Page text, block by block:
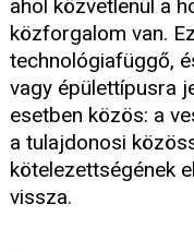
ahol közvetlenül a
közforgalom van.
technológiafüggő,
vagy épülettípusra
esetben közös: a
a tulajdonosi
kötelezettségének
vissza.